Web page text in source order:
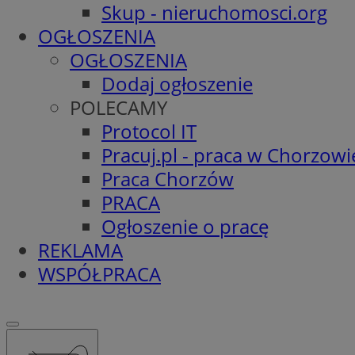
Skup - nieruchomosci.org
OGŁOSZENIA
OGŁOSZENIA
Dodaj ogłoszenie
POLECAMY
Protocol IT
Pracuj.pl - praca w
Praca Chorzów
PRACA
Ogłoszenie o pracę
REKLAMA
WSPÓŁPRACA